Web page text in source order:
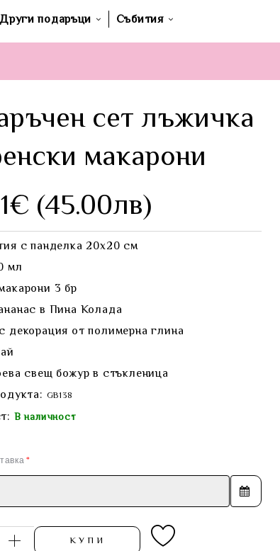
Други подаръци Събития
сет лъжичка
макарони
(45.00лв)
с панделка 20х20 см
мл
3 бр
в Пина Колада
декорация от полимерна глина
свещ божур в стъкленица
GB138
В наличност
КУПИ